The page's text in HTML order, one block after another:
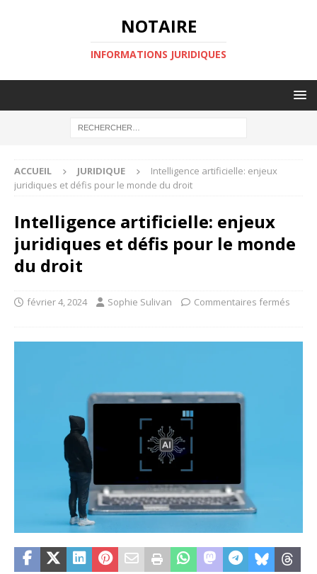
NOTAIRE
INFORMATIONS JURIDIQUES
ACCUEIL JURIDIQUE
Intelligence artificielle: enjeux
juridiques et défis pour le monde du droit
Intelligence artificielle: enjeux
juridiques et défis pour le monde
du droit
février 4, 2024 Sophie Sulivan Commentaires fermés